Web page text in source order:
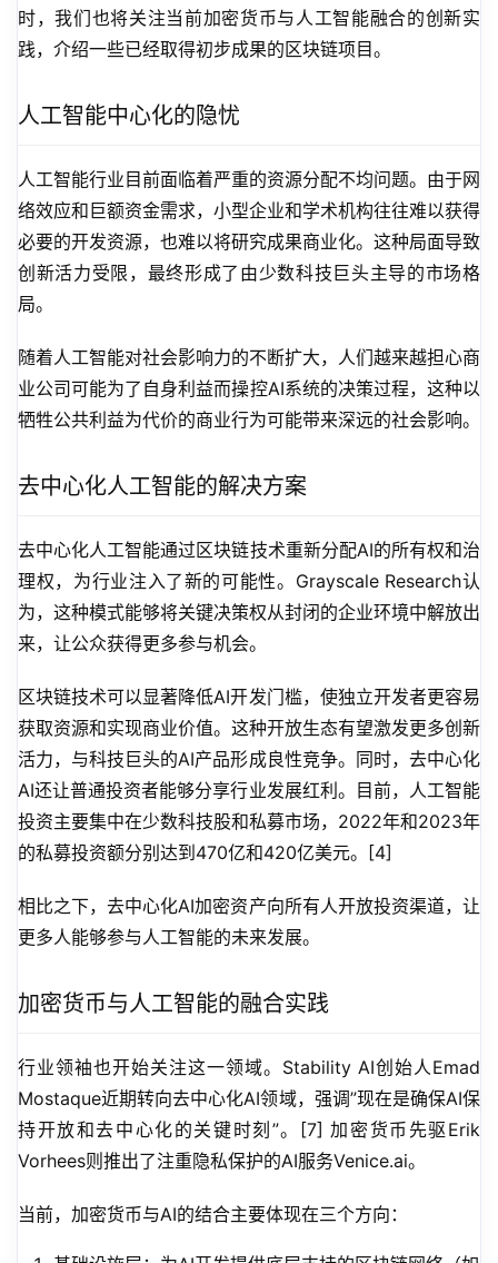
时，我们也将关注当前加密货币与人工智能融合的创新实
践，介绍一些已经取得初步成果的区块链项目。
人工智能中心化的隐忧
人工智能行业目前面临着严重的资源分配不均问题。由于网
络效应和巨额资金需求，小型企业和学术机构往往难以获得
必要的开发资源，也难以将研究成果商业化。这种局面导致
创新活力受限，最终形成了由少数科技巨头主导的市场格
局。
随着人工智能对社会影响力的不断扩大，人们越来越担心商
业公司可能为了自身利益而操控AI系统的决策过程，这种以
牺牲公共利益为代价的商业行为可能带来深远的社会影响。
去中心化人工智能的解决方案
去中心化人工智能通过区块链技术重新分配AI的所有权和治
理权，为行业注入了新的可能性。Grayscale Research认
为，这种模式能够将关键决策权从封闭的企业环境中解放出
来，让公众获得更多参与机会。
区块链技术可以显著降低AI开发门槛，使独立开发者更容易
获取资源和实现商业价值。这种开放生态有望激发更多创新
活力，与科技巨头的AI产品形成良性竞争。同时，去中心化
AI还让普通投资者能够分享行业发展红利。目前，人工智能
投资主要集中在少数科技股和私募市场，2022年和2023年
的私募投资额分别达到470亿和420亿美元。[4]
相比之下，去中心化AI加密资产向所有人开放投资渠道，让
更多人能够参与人工智能的未来发展。
加密货币与人工智能的融合实践
行业领袖也开始关注这一领域。Stability AI创始人Emad
Mostaque近期转向去中心化AI领域，强调”现在是确保AI保
持开放和去中心化的关键时刻”。[7] 加密货币先驱Erik
Vorhees则推出了注重隐私保护的AI服务Venice.ai。
当前，加密货币与AI的结合主要体现在三个方向：